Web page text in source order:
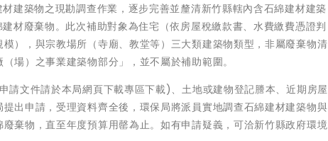
建築物之現勘調查作業，逐步完善並釐清新竹縣轄內含石綿建材建築
材廢棄物。此次補助對象為住宅（依房屋稅繳款書、水費繳費憑證判
），與宗教場所（寺廟、教堂等）三大類建築物類型，非屬廢棄物清
場）之事業建築物部分」，並不屬於補助範圍。
文件請於本局網頁下載專區下載)、土地或建物登記謄本、近期房屋
出申請，受理資料齊全後，環保局將派員實地調查石綿建材建築物與
棄物，直至年度預算用罄為止。如有申請疑義，可洽新竹縣政府環境